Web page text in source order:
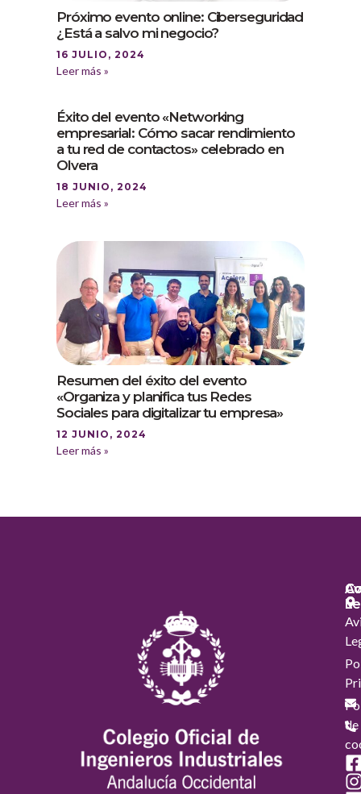
Próximo evento online: Ciberseguridad
¿Está a salvo mi negocio?
16 JULIO, 2024
Leer más »
Éxito del evento «Networking
empresarial: Cómo sacar rendimiento
a tu red de contactos» celebrado en
Olvera
18 JUNIO, 2024
Leer más »
Resumen del éxito del evento
«Organiza y planifica tus Redes
Sociales para digitalizar tu empresa»
12 JUNIO, 2024
Leer más »
de